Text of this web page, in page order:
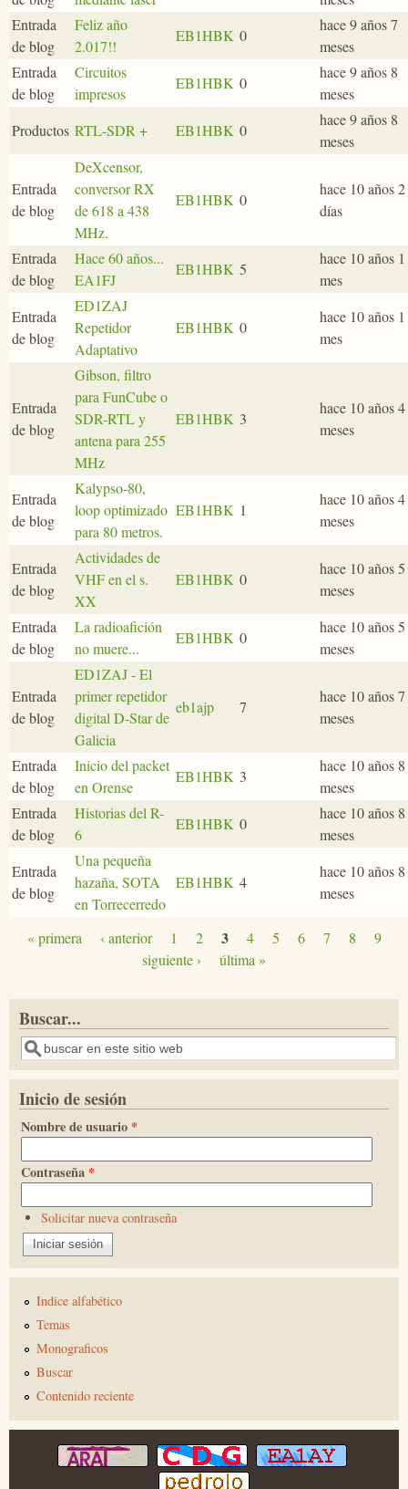
Entrada
de blog
Feliz año
2.017!!
EB1HBK 0
hace 9 años 7
meses
Entrada
de blog
Circuitos
impresos
EB1HBK 0
hace 9 años 8
meses
Productos RTL-SDR + EB1HBK 0
hace 9 años 8
meses
Entrada
de blog
DeXcensor,
conversor RX
de 618 a 438
MHz.
EB1HBK 0
hace 10 años 2
días
Entrada
de blog
Hace 60 años...
EA1FJ
EB1HBK 5
hace 10 años 1
mes
Entrada
de blog
ED1ZAJ
Repetidor
Adaptativo
EB1HBK 0
hace 10 años 1
mes
Entrada
de blog
Gibson, filtro
para FunCube o
SDR-RTL y
antena para 255
MHz
EB1HBK 3
hace 10 años 4
meses
Entrada
de blog
Kalypso-80,
loop optimizado
para 80 metros.
EB1HBK 1
hace 10 años 4
meses
Entrada
de blog
Actividades de
VHF en el s.
XX
EB1HBK 0
hace 10 años 5
meses
Entrada
de blog
La radioafición
no muere...
EB1HBK 0
hace 10 años 5
meses
Entrada
de blog
ED1ZAJ - El
primer repetidor
digital D-Star de
Galicia
eb1ajp 7
hace 10 años 7
meses
Entrada
de blog
Inicio del packet
en Orense
EB1HBK 3
hace 10 años 8
meses
Entrada
de blog
Historias del R-
6
EB1HBK 0
hace 10 años 8
meses
Entrada
de blog
Una pequeña
hazaña, SOTA
en Torrecerredo
EB1HBK 4
hace 10 años 8
meses
Páginas
« primera ‹ anterior 1 2 3 4 5 6 7 8
9
siguiente ›
última »
Buscar...
Buscar
Inicio de sesión
Nombre de usuario *
Contraseña *
Solicitar nueva contraseña
Indice alfabético
Temas
Monograficos
Buscar
Contenido reciente